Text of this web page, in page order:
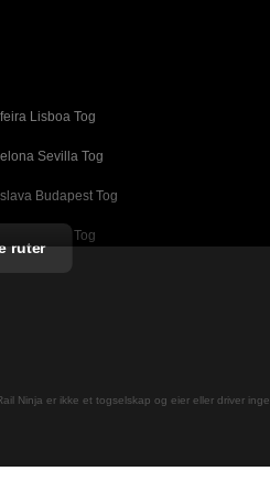
Lisboa Tog
Sevilla Tog
Budapest Tog
Cheonan Tog
Roma Tog
ruter
Ninja er ikke et togselskap og eier eller driver